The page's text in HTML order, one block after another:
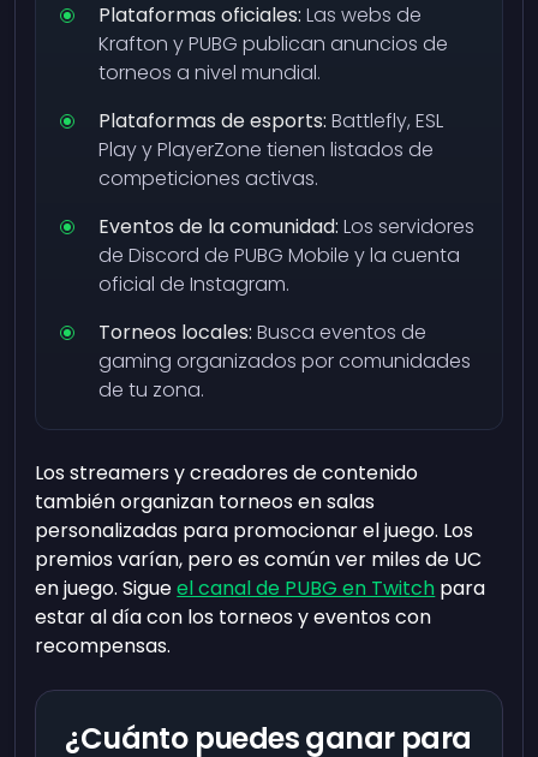
Plataformas oficiales: Las webs de
Krafton y PUBG publican anuncios de
torneos a nivel mundial.
Plataformas de esports: Battlefly, ESL
Play y PlayerZone tienen listados de
competiciones activas.
Eventos de la comunidad: Los servidores
de Discord de PUBG Mobile y la cuenta
oficial de Instagram.
Torneos locales: Busca eventos de
gaming organizados por comunidades
de tu zona.
Los streamers y creadores de contenido
también organizan torneos en salas
personalizadas para promocionar el juego. Los
premios varían, pero es común ver miles de UC
en juego. Sigueel canal de PUBG en Twitch para
estar al día con los torneos y eventos con
recompensas.
¿Cuánto puedes ganar para